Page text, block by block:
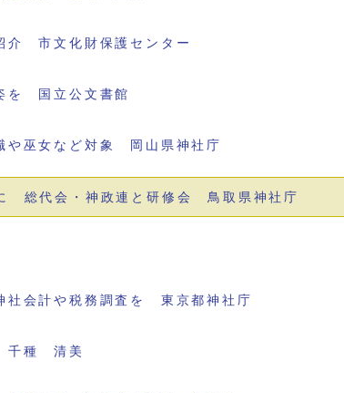
市文化財保護センター
を 国立公文書館
や巫女など対象 岡山県神社庁
総代会・神政連と研修会 鳥取県神社庁
会計や税務調査を 東京都神社庁
千種 清美